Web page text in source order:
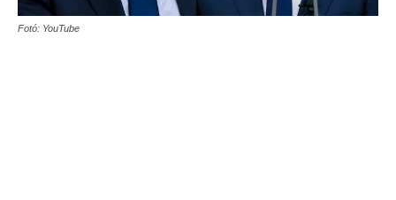
Fotó: YouTube